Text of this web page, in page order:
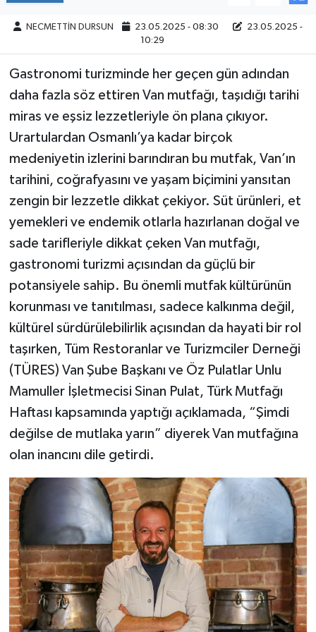
NECMETTİN DURSUN 23.05.2025 - 08:30
23.05.2025 -
10:29
Gastronomi turizminde her geçen gün adından
daha fazla söz ettiren Van mutfağı, taşıdığı tarihi
miras ve eşsiz lezzetleriyle ön plana çıkıyor.
Urartulardan Osmanlı’ya kadar birçok
medeniyetin izlerini barındıran bu mutfak, Van’ın
tarihini, coğrafyasını ve yaşam biçimini yansıtan
zengin bir lezzetle dikkat çekiyor. Süt ürünleri, et
yemekleri ve endemik otlarla hazırlanan doğal ve
sade tarifleriyle dikkat çeken Van mutfağı,
gastronomi turizmi açısından da güçlü bir
potansiyele sahip. Bu önemli mutfak kültürünün
korunması ve tanıtılması, sadece kalkınma değil,
kültürel sürdürülebilirlik açısından da hayati bir rol
taşırken, Tüm Restoranlar ve Turizmciler Derneği
(TÜRES) Van Şube Başkanı ve Öz Pulatlar Unlu
Mamuller İşletmecisi Sinan Pulat, Türk Mutfağı
Haftası kapsamında yaptığı açıklamada, “Şimdi
değilse de mutlaka yarın” diyerek Van mutfağına
olan inancını dile getirdi.